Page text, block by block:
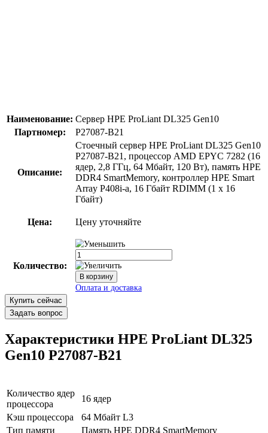
Наименование: Сервер HPE ProLiant DL325 Gen10
Партномер:
P27087-B21
Описание:
Стоечный сервер HPE ProLiant DL325 Gen10
P27087-B21, процессор AMD EPYC 7282 (16
ядер, 2,8 ГГц, 64 Мбайт, 120 Вт), память HPE
DDR4 SmartMemory, контроллер HPE Smart
Array P408i-a, 16 Гбайт RDIMM (1 x 16
Гбайт)
Цена: Цену уточняйте
Количество:
Купить сейчас
Задать вопрос
Характеристики HPE ProLiant DL325
Gen10 P27087-B21
Количество ядер
процессора
16 ядер
Кэш процессора
64 Мбайт L3
Тип памяти
Память HPE DDR4 SmartMemory